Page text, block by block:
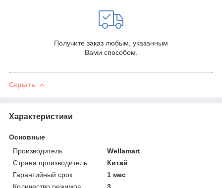
Получите заказ любым, указанным
Вами способом.
Скрыть
Характеристики
Основные
Производитель
Wellamart
Страна производитель
Китай
Гарантийный срок
1 мес